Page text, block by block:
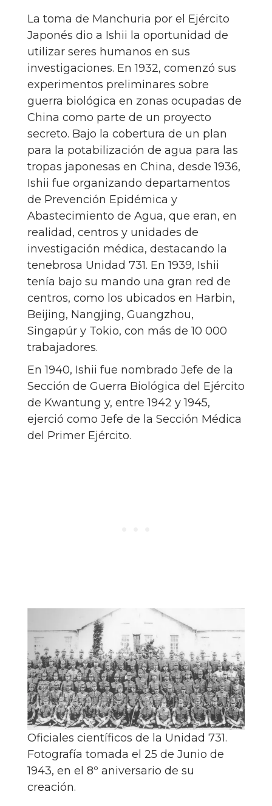
La toma de Manchuria por el Ejército
Japonés dio a Ishii la oportunidad de
utilizar seres humanos en sus
investigaciones. En 1932, comenzó sus
experimentos preliminares sobre
guerra biológica en zonas ocupadas de
China como parte de un proyecto
secreto. Bajo la cobertura de un plan
para la potabilización de agua para las
tropas japonesas en China, desde 1936,
Ishii fue organizando departamentos
de Prevención Epidémica y
Abastecimiento de Agua, que eran, en
realidad, centros y unidades de
investigación médica, destacando la
tenebrosa Unidad 731. En 1939, Ishii
tenía bajo su mando una gran red de
centros, como los ubicados en Harbin,
Beijing, Nangjing, Guangzhou,
Singapúr y Tokio, con más de 10 000
trabajadores.
En 1940, Ishii fue nombrado Jefe de la
Sección de Guerra Biológica del Ejército
de Kwantung y, entre 1942 y 1945,
ejerció como Jefe de la Sección Médica
del Primer Ejército.
Oficiales científicos de la Unidad 731.
Fotografía tomada el 25 de Junio de
1943, en el 8º aniversario de su
creación.